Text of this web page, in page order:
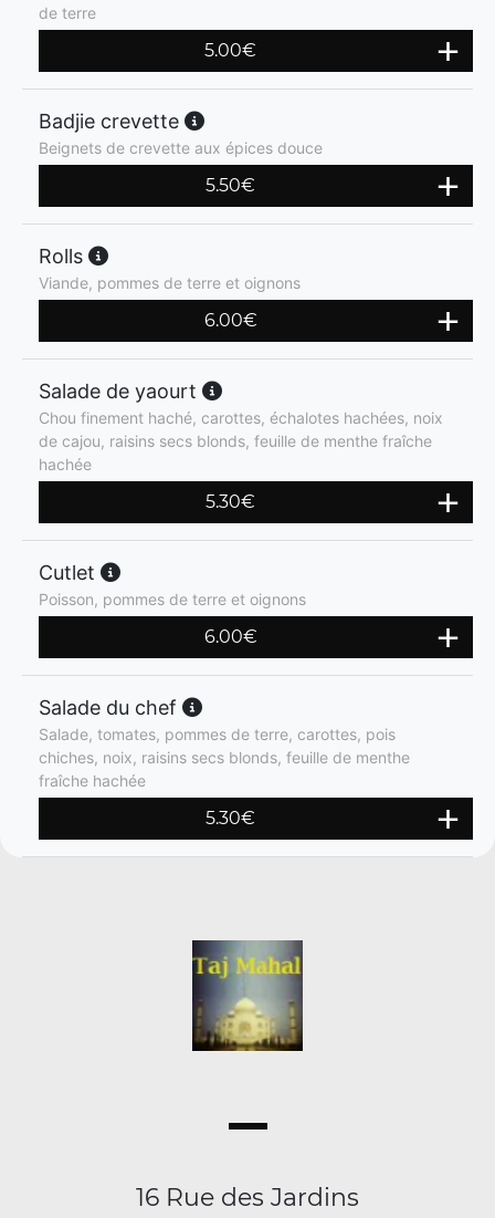
de terre
5.00€
Badjie crevette
Beignets de crevette aux épices douce
5.50€
Rolls
Viande, pommes de terre et oignons
6.00€
Salade de yaourt
Chou finement haché, carottes, échalotes hachées, noix
de cajou, raisins secs blonds, feuille de menthe fraîche
hachée
5.30€
Cutlet
Poisson, pommes de terre et oignons
6.00€
Salade du chef
Salade, tomates, pommes de terre, carottes, pois
chiches, noix, raisins secs blonds, feuille de menthe
fraîche hachée
5.30€
16 Rue des Jardins